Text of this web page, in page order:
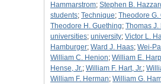
Hammarstrom; Stephen B.
students; Technique; Theodore G.
Theodore H. Guething; Thomas J.
universities; university; Victor L.
Hamburger; Ward J. Haas; Wei-
William C. Henion; William E.
Hense, Jr.; William F. Hart, Jr.;
William F. Herman; William G.